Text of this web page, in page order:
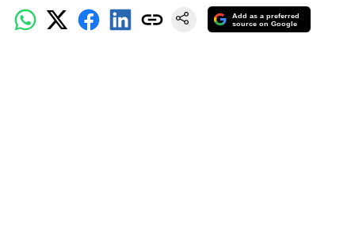
Add as a preferred
source on Google